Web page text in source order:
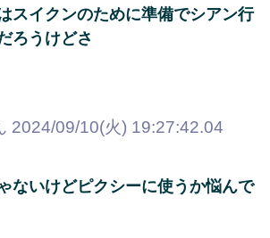
スイクンのために準備でシアン行
ろうけどさ
2024/09/10(火) 19:27:42.04
ないけどピクシーに使うか悩んで